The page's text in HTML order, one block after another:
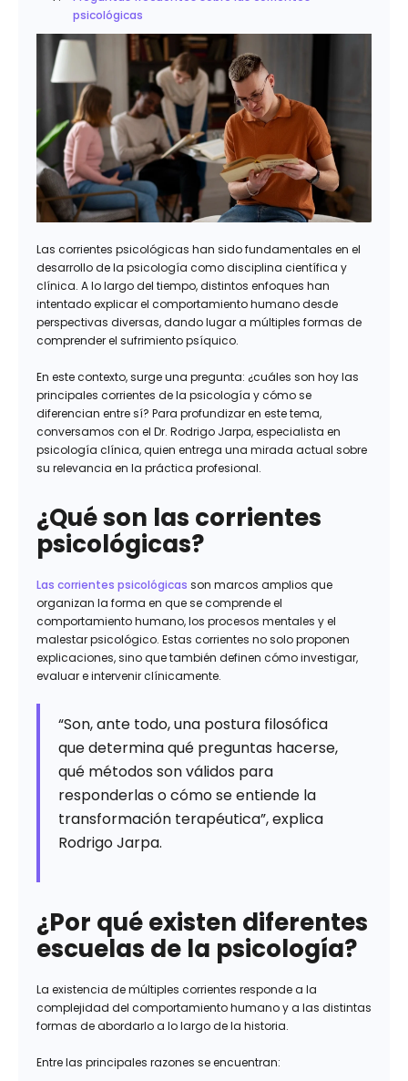
psicológicas
Las corrientes psicológicas han sido fundamentales en el
desarrollo de la psicología como disciplina científica y
clínica. A lo largo del tiempo, distintos enfoques han
intentado explicar el comportamiento humano desde
perspectivas diversas, dando lugar a múltiples formas de
comprender el sufrimiento psíquico.
En este contexto, surge una pregunta: ¿cuáles son hoy las
principales corrientes de la psicología y cómo se
diferencian entre sí? Para profundizar en este tema,
conversamos con el Dr. Rodrigo Jarpa, especialista en
psicología clínica, quien entrega una mirada actual sobre
su relevancia en la práctica profesional.
¿Qué son las corrientes
psicológicas?
Las corrientes psicológicas son marcos amplios que
organizan la forma en que se comprende el
comportamiento humano, los procesos mentales y el
malestar psicológico. Estas corrientes no solo proponen
explicaciones, sino que también definen cómo investigar,
evaluar e intervenir clínicamente.
“Son, ante todo, una postura filosófica
que determina qué preguntas hacerse,
qué métodos son válidos para
responderlas o cómo se entiende la
transformación terapéutica”, explica
Rodrigo Jarpa.
¿Por qué existen diferentes
escuelas de la psicología?
La existencia de múltiples corrientes responde a la
complejidad del comportamiento humano y a las distintas
formas de abordarlo a lo largo de la historia.
Entre las principales razones se encuentran: